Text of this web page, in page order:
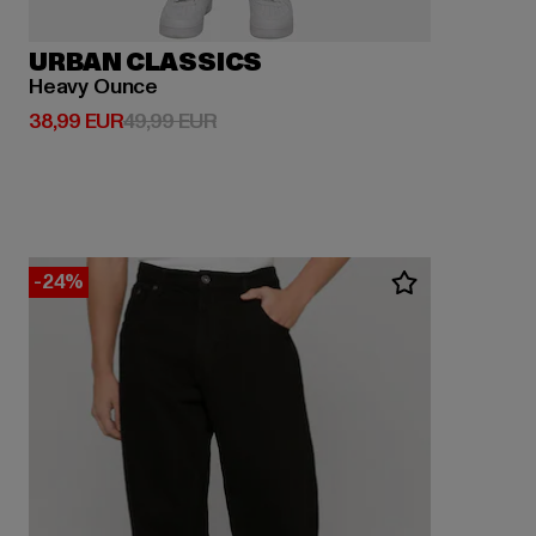
URBAN CLASSICS
Heavy Ounce
38,99 EUR
Derzeitiger Preis: 38,99 EUR
49,99 EURAktionspreis: 49,99 EUR
-24%